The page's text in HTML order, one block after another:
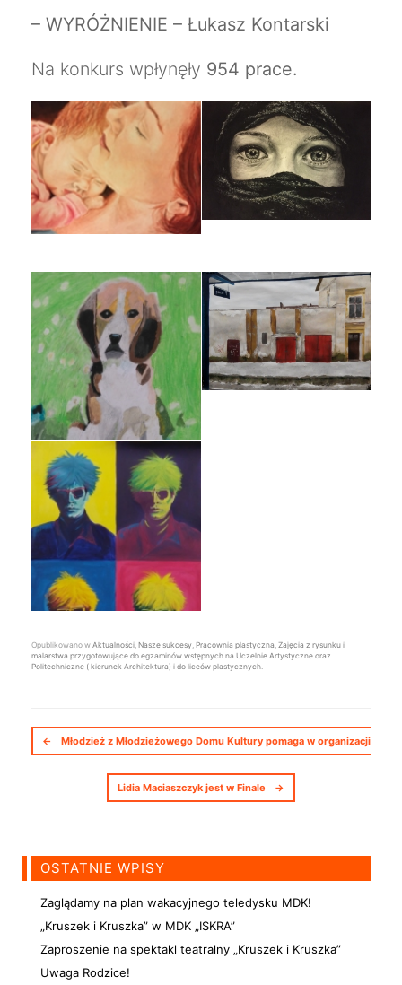
– WYRÓŻNIENIE – Łukasz Kontarski
Na konkurs wpłynęły 954 prace.
Opublikowano w Aktualności, Nasze sukcesy, Pracownia plastyczna , Zajęcia z rysunku i
malarstwa przygotowujące do egzaminów wstępnych na Uczelnie Artystyczne oraz
Politechniczne ( kierunek Architektura) i do liceów plastycznych.
Nawigacja postów
← Młodzież z Młodzieżowego Domu Kultury pomaga w organizacji
Lidia Maciaszczyk jest w Finale →
OSTATNIE WPISY
Zaglądamy na plan wakacyjnego teledysku MDK!
„Kruszek i Kruszka” w MDK „ISKRA”
Zaproszenie na spektakl teatralny „Kruszek i Kruszka”
Uwaga Rodzice!